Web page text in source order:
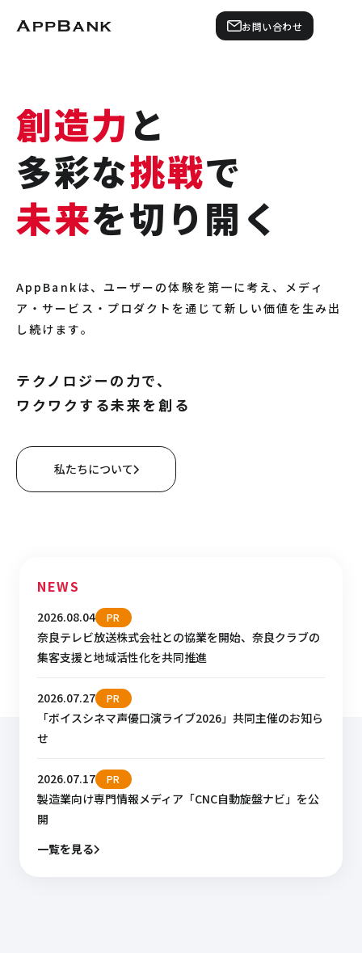
お問い合わせ
創造力 と
多彩な挑戦で
未来を切り開く
AppBankは、ユーザーの体験を第一に考え、 メディ
ア・サービス・プロダクトを通じて新しい価値を生み出
し続けます。
テクノロジーの力で、
ワクワクする未来を創る
私たちについて
NEWS
2026.08.04 PR
奈良テレビ放送株式会社との協業を開始、奈良クラブの
集客支援と地域活性化を共同推進
2026.07.27 PR
「ボイスシネマ声優口演ライブ2026」共同主催のお知ら
せ
2026.07.17 PR
製造業向け専門情報メディア「CNC自動旋盤ナビ」を公
開
一覧を見る